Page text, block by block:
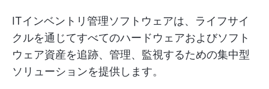
ITインベントリ管理ソフトウェアは、ライフサイ
クルを通じてすべてのハードウェアおよびソフト
ウェア資産を追跡、管理、監視するための集中型
ソリューションを提供します。